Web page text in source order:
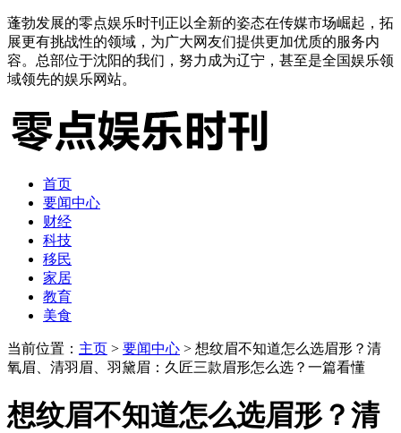
蓬勃发展的零点娱乐时刊正以全新的姿态在传媒市场崛起，拓
展更有挑战性的领域，为广大网友们提供更加优质的服务内
容。总部位于沈阳的我们，努力成为辽宁，甚至是全国娱乐领
域领先的娱乐网站。
首页
要闻中心
财经
科技
移民
家居
教育
美食
当前位置： 主页 > 要闻中心 > 想纹眉不知道怎么选眉形？清
氧眉、清羽眉、羽黛眉：久匠三款眉形怎么选？一篇看懂
想纹眉不知道怎么选眉形？清